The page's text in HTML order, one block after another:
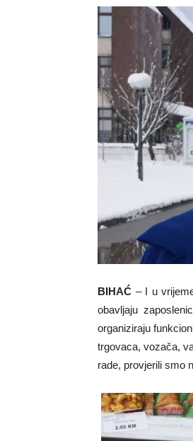
BIHAĆ – I u
obavljaju
organiziraju
trgovaca, vozača,
rade, provjerili smo